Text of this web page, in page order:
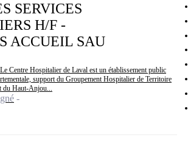
SERVICES
H/F -
ACCUEIL SAU
Centre Hospitalier de Laval est un établissement public
support du Groupement Hospitalier de Territoire
du Haut-Anjou...